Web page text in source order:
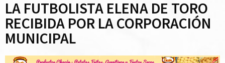
LA FUTBOLISTA ELENA DE TORO
RECIBIDA POR LA CORPORACIÓN
MUNICIPAL